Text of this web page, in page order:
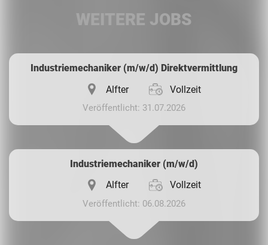
WEITERE JOBS
Industriemechaniker (m/w/d) Direktvermittlung
Alfter
Vollzeit
Veröffentlicht: 31.07.2026
Industriemechaniker (m/w/d)
Alfter
Vollzeit
Veröffentlicht: 06.08.2026